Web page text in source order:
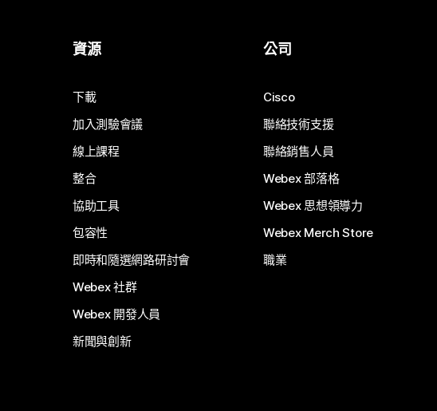
資源
下載
加入測驗會議
線上課程
整合
協助工具
包容性
即時和隨選網路研討會
Webex 社群
Webex 開發人員
新聞與創新
公司
Cisco
聯絡技術支援
聯絡銷售人員
Webex 部落格
Webex 思想領導力
Webex Merch Store
職業